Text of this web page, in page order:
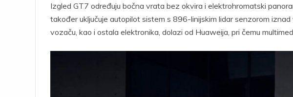
Izgled GT7 određuju bočna vrata bez okvira i elektrohromatski
također uključuje autopilot sistem s 896-linijskim lidar senzorom
vozaču, kao i ostala elektronika, dolazi od Huaweija, pri čemu